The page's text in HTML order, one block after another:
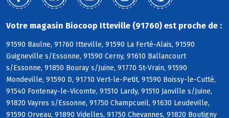
Votre magasin Biocoop Itteville (91760) est proche de :
91590 Baulne, 91760 Itteville, 91590 La Ferté-Alais, 91590
Guigneville s/Essonne, 91590 Cerny, 91610 Ballancourt
s/Essonne, 91850 Bouray s/Juine, 91770 St-Vrain, 91590
Mondeville, 91590 D, 91710 Vert-le-Petit, 91590 Boissy-le-Cutté,
91540 Fontenay-le-Vicomte, 91510 Lardy, 91510 Janville s/Juine,
91820 Vayres s/Essonne, 91750 Champcueil, 91630 Leudeville,
91590 Orveau, 91890 Videlles, 91750 Chevannes, 91820 Boutigny